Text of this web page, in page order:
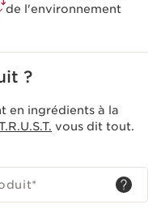
de l'environnement
?
en ingrédients à la
vous dit tout.
*